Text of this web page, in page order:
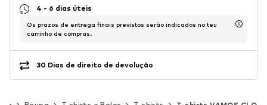
4 - 6 dias úteis
Os prazos de entrega finais previstos serão indicados no teu
carrinho de compras.
30 Dias de direito de devolução